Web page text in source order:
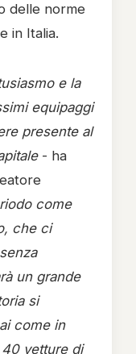
delle norme
in Italia.
e la
equipaggi
presente al
- ha
come
che ci
un grande
si
come in
vetture di